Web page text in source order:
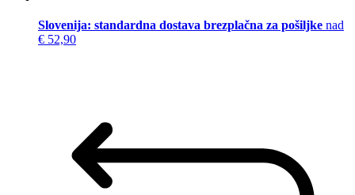
Slovenija: standardna dostava brezplačna za pošiljke nad
€ 52,90